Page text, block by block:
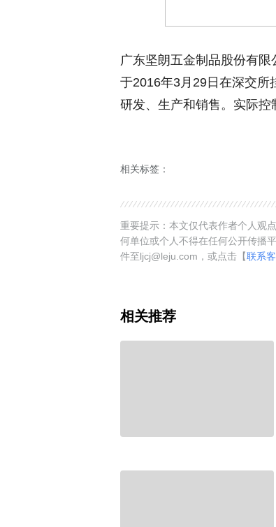
广东坚朗五金制品股份有
于2016年3月29日在深交所
研发、生产和销售。实际控
相关标签：
重要提示：本文仅代表作者个人观
何单位或个人不得在任何公开传播
件至ljcj@leju.com，或点击【联系
相关推荐